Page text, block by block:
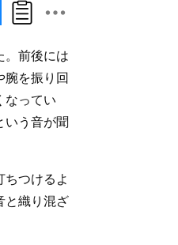
。前後には
腕を振り回
なってい
いう音が聞
つけるよ
と織り混ざ